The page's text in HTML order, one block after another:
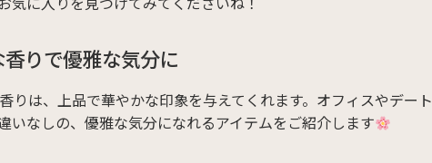
りで優雅な気分に
りは、上品で華やかな印象を与えてくれます。オフィスやデート
いなしの、優雅な気分になれるアイテムをご紹介します